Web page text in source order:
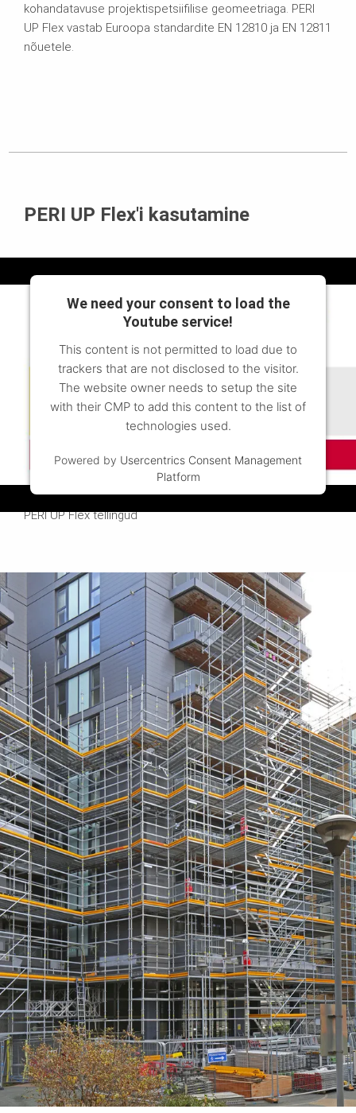
kohandatavuse projektispetsiifilise geomeetriaga. PERI
UP Flex vastab Euroopa standardite EN 12810 ja EN 12811
nõuetele.
PERI UP Flex'i kasutamine
We need your consent to load the
Youtube service!
This content is not permitted to load due to
trackers that are not disclosed to the visitor.
The website owner needs to setup the site
with their CMP to add this content to the list of
technologies used.
Powered by Usercentrics Consent Management
Platform
Video
PERI UP Flex tellingud